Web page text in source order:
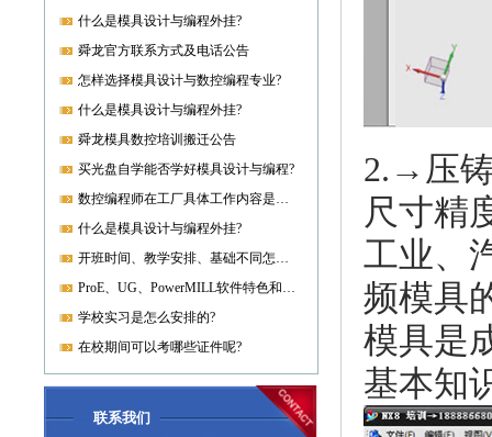
什么是模具设计与编程外挂?
舜龙官方联系方式及电话公告
怎样选择模具设计与数控编程专业?
什么是模具设计与编程外挂?
舜龙模具数控培训搬迁公告
买光盘自学能否学好模具设计与编程?
数控编程师在工厂具体工作内容是什么?
什么是模具设计与编程外挂?
开班时间、教学安排、基础不同怎样开课?
ProE、UG、PowerMILL软件特色和优势?
学校实习是怎么安排的?
在校期间可以考哪些证件呢?
联系我们
2.→压
尺寸精
工业、
频模具
模具是
基本知